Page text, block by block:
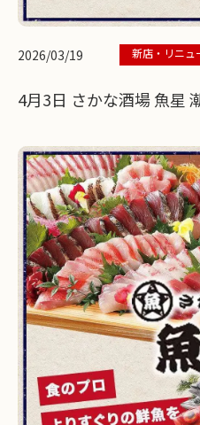
2026/03/19 新店・リニュ
4月3日 さかな酒場 魚星